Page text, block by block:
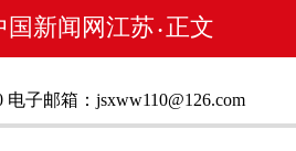
国新闻网江苏 • 正文
电子邮箱：jsxww110@126.com